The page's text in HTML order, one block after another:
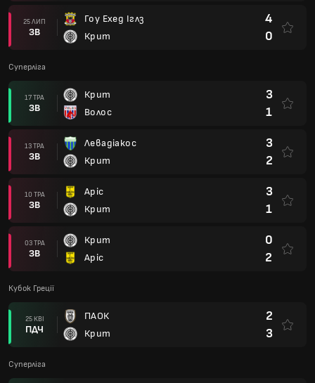
25 ЛИП
ЗВ
Гоу Ехед Іглз
Крит
4
0
Суперліга
17 ТРА
ЗВ
Крит
Волос
3
1
13 ТРА
ЗВ
Левадіакос
Крит
3
2
10 ТРА
ЗВ
Аріс
Крит
3
1
03 ТРА
ЗВ
Крит
Аріс
0
2
Кубок Греції
25 КВІ
ПДЧ
ПАОК
Крит
2
3
Суперліга